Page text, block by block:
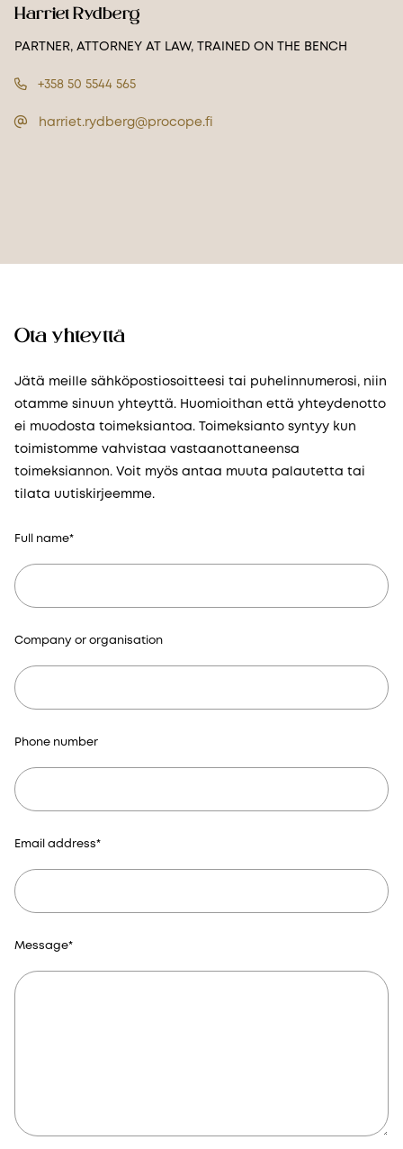
Harriet Rydberg
PARTNER, ATTORNEY AT LAW, TRAINED ON THE BENCH
+358 50 5544 565
harriet.rydberg@procope.fi
Ota yhteyttä
Jätä meille sähköpostiosoitteesi tai puhelinnumerosi, niin
otamme sinuun yhteyttä. Huomioithan että yhteydenotto
ei muodosta toimeksiantoa. Toimeksianto syntyy kun
toimistomme vahvistaa vastaanottaneensa
toimeksiannon. Voit myös antaa muuta palautetta tai
tilata uutiskirjeemme.
Full name*
Company or organisation
Phone number
Email address*
Message*